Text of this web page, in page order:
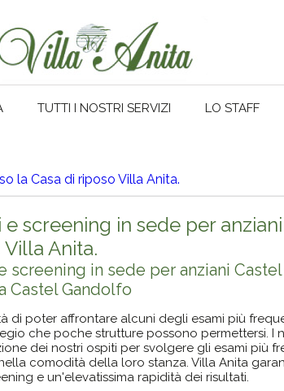
TUTTI I NOSTRI SERVIZI LO STAFF
la Casa di riposo Villa Anita.
e screening in sede per
Anita.
screening in sede per anziani
Castel Gandolfo
di poter affrontare alcuni degli esami più
che poche strutture possono permettersi. I
dei nostri ospiti per svolgere gli esami più
comodità della loro stanza. Villa Anita
e un'elevatissima rapidità dei risultati.